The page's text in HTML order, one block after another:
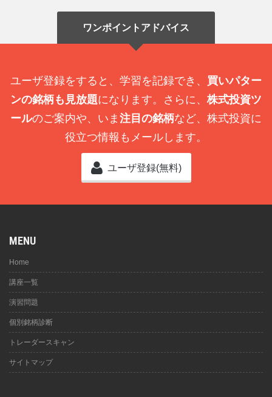
ワンポイントアドバイス
ユーザ登録をすると、学習を記録でき、 買いパター
ンの銘柄も見放題になります。さらに、 株式投資ツ
ールのご案内や、いま 注目の銘柄など、株式投資に
役立つ情報もメールします。
ユーザ登録(無料)
MENU
Home
講座一覧
演習問題
個別銘柄診断
トレーダースキャン
サイトマップ